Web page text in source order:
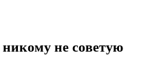
никому не советую